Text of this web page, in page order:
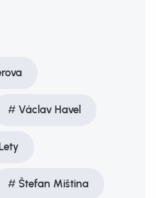
Václav Havel
Štefan Miština